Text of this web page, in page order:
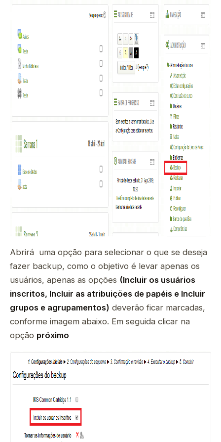
Abrirá uma opção para selecionar o que se deseja
fazer backup, como o objetivo é levar apenas os
usuários, apenas as opções (Incluir os usuários
inscritos, Incluir as atribuições de papéis e Incluir
grupos e agrupamentos) deverão ficar marcadas,
conforme imagem abaixo. Em seguida clicar na
opção próximo